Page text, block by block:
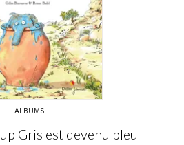
ALBUMS
Gris est devenu bleu